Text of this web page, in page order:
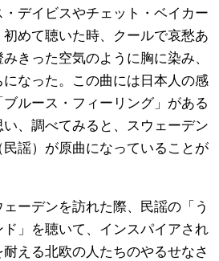
デイビスやチェット・ベイカー
めて聴いた時、クールで哀愁あ
きった空気のように胸に染み、
なった。この曲には日本人の感
ルース・フィーリング」がある
、調べてみると、スウェーデン
謡）が原曲になっていることが
ーデンを訪れた際、民謡の「う
」を聴いて、インスパイアされ
える北欧の人たちのやるせなさ